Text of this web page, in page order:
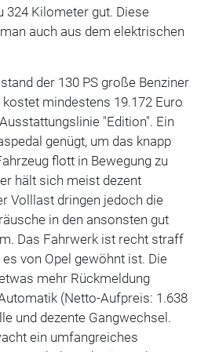
324 Kilometer gut. Diese
auch aus dem elektrischen
der 130 PS große Benziner
mindestens 19.172 Euro
"Edition". Ein
genügt, um das knapp
flott in Bewegung zu
hält sich meist dezent
Volllast dringen jedoch die
in den ansonsten gut
Das Fahrwerk ist recht straff
von Opel gewöhnt ist. Die
mehr Rückmeldung
(Netto-Aufpreis: 1.638
und dezente Gangwechsel.
ein umfangreiches